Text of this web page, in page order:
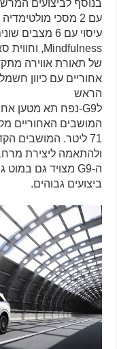
הראש
המושבים האחוריים
71 ליטר. המושבים
ולהתאמה ליצירת מרחב
ביצועים גבוהים.